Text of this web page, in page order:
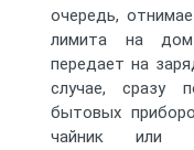
очередь,
лимита на
передает на
случае, сразу
бытовых
чайник или